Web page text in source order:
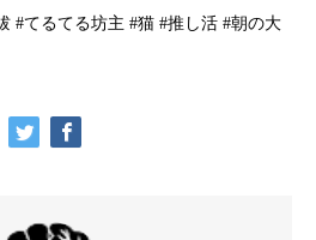
#てるてる坊主 #猫 #推し活 #朝の大